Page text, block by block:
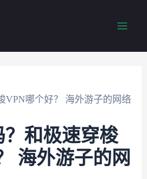
VPN哪个好？ 海外游子的网络
？和极速穿梭
海外游子的网